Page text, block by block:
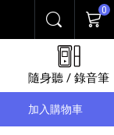
搜尋 購物
0
隨身聽 / 錄音筆
加入購物車